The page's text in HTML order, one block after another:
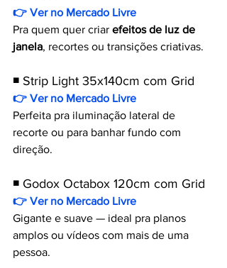
👉 Ver no Mercado Livre
Pra quem quer criar efeitos de luz de
janela, recortes ou transições criativas.
◾ Strip Light 35x140cm com Grid
👉 Ver no Mercado Livre
Perfeita pra iluminação lateral de
recorte ou para banhar fundo com
direção.
◾ Godox Octabox 120cm com Grid
👉 Ver no Mercado Livre
Gigante e suave — ideal pra planos
amplos ou vídeos com mais de uma
pessoa.